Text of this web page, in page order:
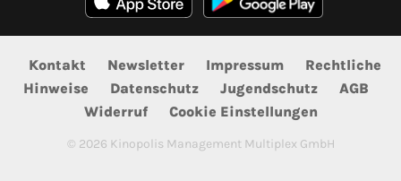
Kontakt Newsletter Impressum
Rechtliche
Hinweise
Datenschutz Jugendschutz
AGB
Widerruf
Cookie Einstellungen
© 2026 Kinopolis Management Multiplex GmbH